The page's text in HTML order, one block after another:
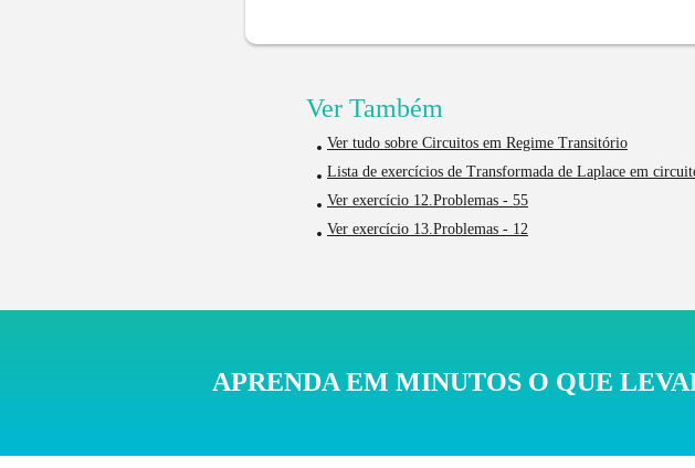
Ver Também
Ver tudo sobre Circuitos em Regime Transitório
Lista de exercícios de Transformada de Laplace em
Ver exercício 12.Problemas - 55
Ver exercício 13.Problemas - 12
APRENDA EM MINUTOS O QUE